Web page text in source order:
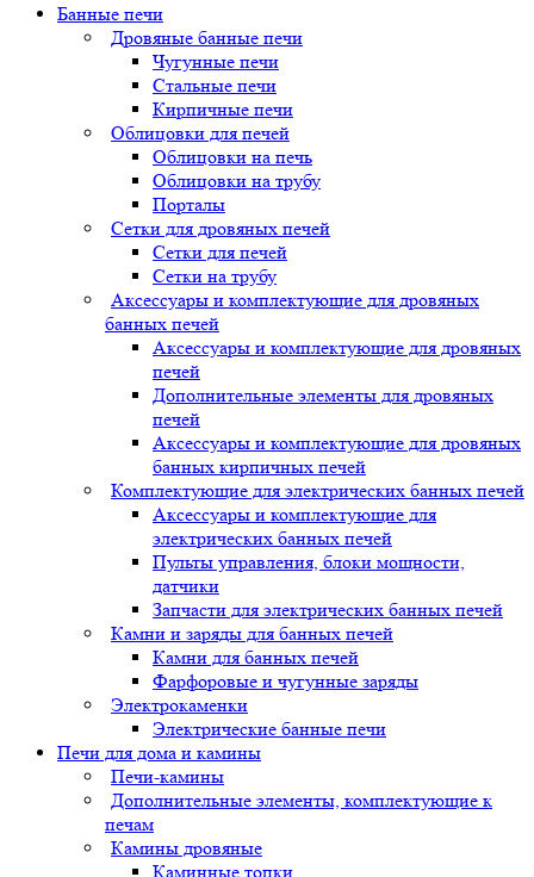
Банные печи
Дровяные банные печи
Чугунные печи
Стальные печи
Кирпичные печи
Облицовки для печей
Облицовки на печь
Облицовки на трубу
Порталы
Сетки для дровяных печей
Сетки для печей
Сетки на трубу
Аксессуары и комплектующие для дровяных
банных печей
Аксессуары и комплектующие для дровяных
печей
Дополнительные элементы для дровяных
печей
Аксессуары и комплектующие для дровяных
банных кирпичных печей
Комплектующие для электрических банных печей
Аксессуары и комплектующие для
электрических банных печей
Пульты управления, блоки мощности,
датчики
Запчасти для электрических банных печей
Камни и заряды для банных печей
Камни для банных печей
Фарфоровые и чугунные заряды
Электрокаменки
Электрические банные печи
Печи для дома и камины
Печи-камины
Дополнительные элементы, комплектующие к
печам
Камины дровяные
Каминные топки